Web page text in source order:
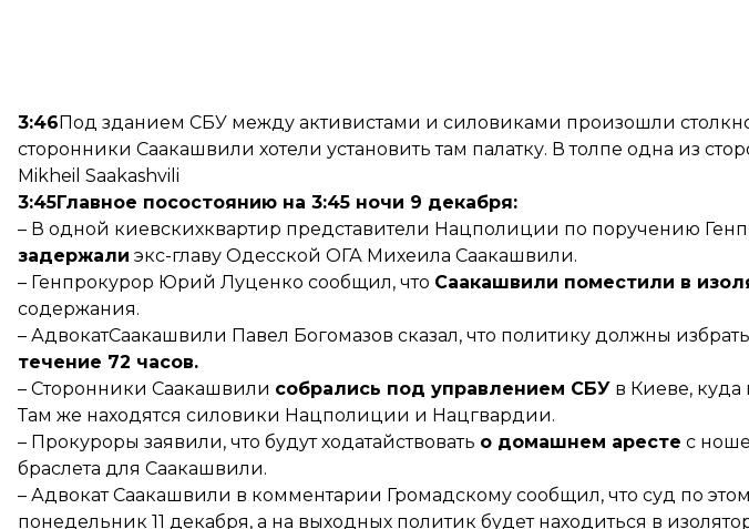
3:46Под зданием СБУ между активистами и силовиками произошли
сторонники Саакашвили хотели установить там палатку. В толпе одна из
Mikheil Saakashvili
3:45Главное посостоянию на 3:45 ночи 9 декабря:
– В одной киевскихквартир представители Нацполиции по поручению
задержали экс-главу Одесской ОГА Михеила Саакашвили.
– Генпрокурор Юрий Луценко сообщил, что Саакашвили поместили в
содержания.
– АдвокатСаакашвили Павел Богомазов сказал, что политику должны избрать
течение 72 часов.
– Сторонники Саакашвили собрались под управлением СБУ в Киеве, куда
Там же находятся силовики Нацполиции и Нацгвардии.
– Прокуроры заявили, что будут ходатайствовать о домашнем аресте с
браслета для Саакашвили.
– Адвокат Саакашвили в комментарии Громадскому сообщил, что суд по
понедельник 11 декабря, а на выходных политик будет находиться в